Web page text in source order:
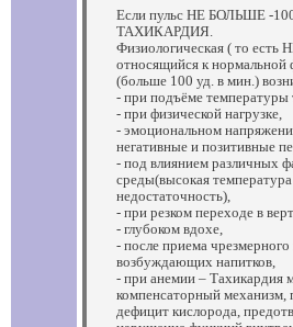
Если пульс НЕ БОЛЬШЕ -
ТАХИКАРДИЯ.
Физиологическая ( то
относящийся к нормальной
(больше 100 уд. в мин.)
- при подъёме температуры
- при физической нагрузке,
- эмоциональном
негативные и позитивные
- под влиянием различных
среды(высокая
недостаточность),
- при резком переходе в
- глубоком вдохе,
- после приема
возбуждающих напитков,
- при анемии – Тахикардия
компенсаторный
дефицит кислорода,